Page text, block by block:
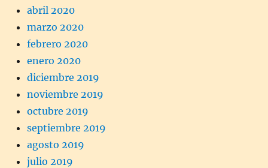
abril 2020
marzo 2020
febrero 2020
enero 2020
diciembre 2019
noviembre 2019
octubre 2019
septiembre 2019
agosto 2019
julio 2019